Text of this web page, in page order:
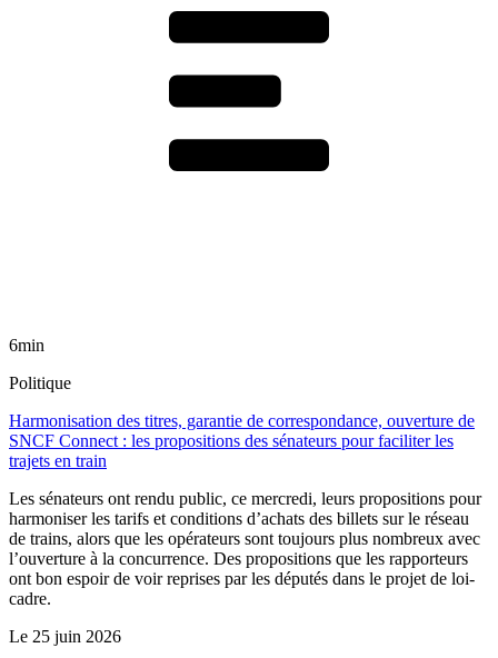
6min
Politique
Harmonisation des titres, garantie de correspondance, ouverture de
SNCF Connect : les propositions des sénateurs pour faciliter les
trajets en train
Les sénateurs ont rendu public, ce mercredi, leurs propositions pour
harmoniser les tarifs et conditions d’achats des billets sur le réseau
de trains, alors que les opérateurs sont toujours plus nombreux avec
l’ouverture à la concurrence. Des propositions que les rapporteurs
ont bon espoir de voir reprises par les députés dans le projet de loi-
cadre.
Le 25 juin 2026